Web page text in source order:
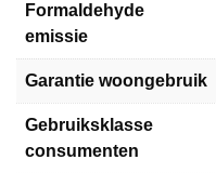
Formaldehyde
emissie
Garantie woongebruik
Gebruiksklasse
consumenten